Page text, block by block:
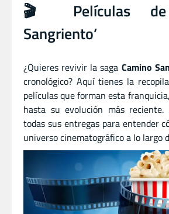
🎬 Películas de
Sangriento’
¿Quieres revivir la saga Camino
cronológico? Aquí tienes la
películas que forman esta
hasta su evolución más
todas sus entregas para entender
universo cinematográfico a lo largo